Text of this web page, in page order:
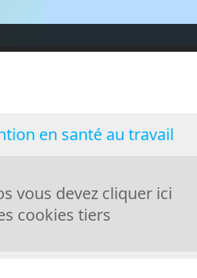
en santé au travail
vous devez cliquer ici
cookies tiers